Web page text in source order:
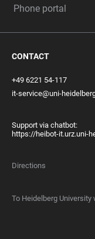
Phone portal
CONTACT
+49 6221 54-117
it-service@uni-
Support via chatbot:
https://heibot-it.urz.uni-
Directions
To Heidelberg University